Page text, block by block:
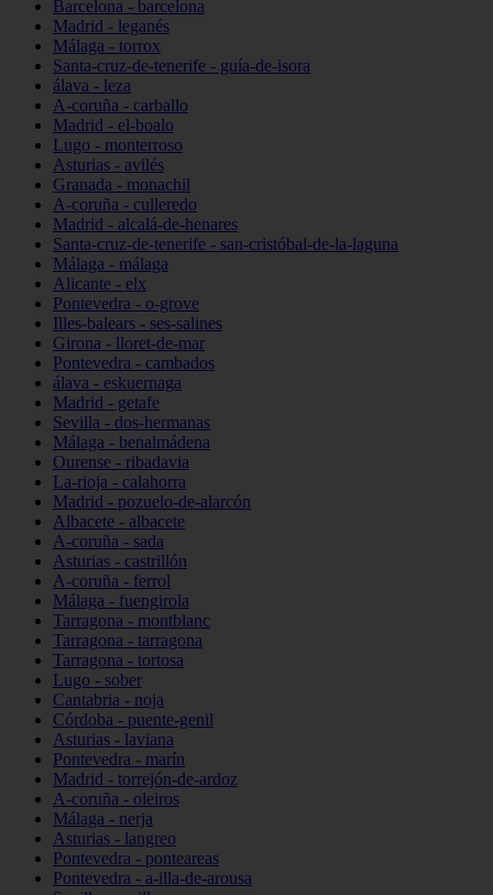
Barcelona - barcelona
Madrid - leganés
Málaga - torrox
Santa-cruz-de-tenerife - guía-de-isora
álava - leza
A-coruña - carballo
Madrid - el-boalo
Lugo - monterroso
Asturias - avilés
Granada - monachil
A-coruña - culleredo
Madrid - alcalá-de-henares
Santa-cruz-de-tenerife - san-cristóbal-de-la-laguna
Málaga - málaga
Alicante - elx
Pontevedra - o-grove
Illes-balears - ses-salines
Girona - lloret-de-mar
Pontevedra - cambados
álava - eskuernaga
Madrid - getafe
Sevilla - dos-hermanas
Málaga - benalmádena
Ourense - ribadavia
La-rioja - calahorra
Madrid - pozuelo-de-alarcón
Albacete - albacete
A-coruña - sada
Asturias - castrillón
A-coruña - ferrol
Málaga - fuengirola
Tarragona - montblanc
Tarragona - tarragona
Tarragona - tortosa
Lugo - sober
Cantabria - noja
Córdoba - puente-genil
Asturias - laviana
Pontevedra - marín
Madrid - torrejón-de-ardoz
A-coruña - oleiros
Málaga - nerja
Asturias - langreo
Pontevedra - ponteareas
Pontevedra - a-illa-de-arousa